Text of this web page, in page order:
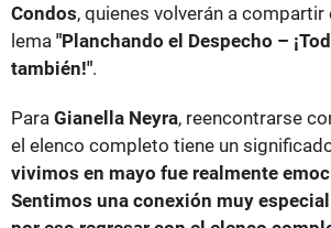
lema "Planchando el Despecho –
también!"
Para Gianella Neyra
, reencontrarse
el elenco completo tiene un
vivimos en mayo fue realmente
Sentimos una conexión muy especial
por eso regresar con el elenco